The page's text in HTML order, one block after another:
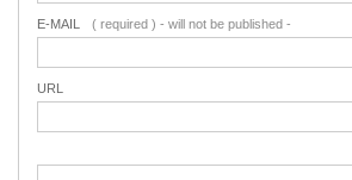
E-MAIL ( required ) - will not be published -
URL